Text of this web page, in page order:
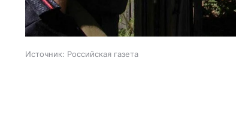
Источник: Российская газета